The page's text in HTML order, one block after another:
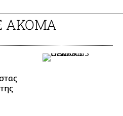
ΑΚΟΜΑ